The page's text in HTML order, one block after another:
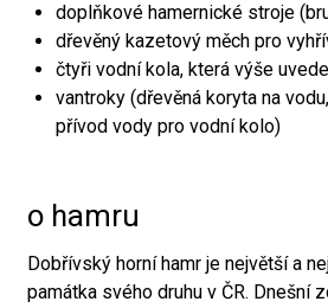
doplňkové hamernické stroje
dřevěný kazetový měch pro
čtyři vodní kola, která výše
vantroky (dřevěná koryta na
přívod vody pro vodní kolo)
o hamru
Dobřívský horní hamr je největší a
památka svého druhu v ČR. Dnešní